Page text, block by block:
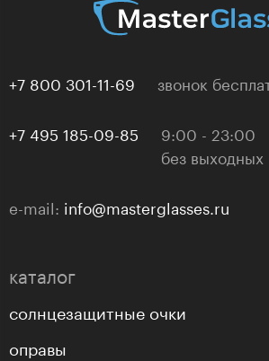
+7 800 301-11-69 звонок
+7 495 185-09-85
9:00 - 23:00
без выходных
e-mail: info@masterglasses.ru
каталог
солнцезащитные очки
оправы